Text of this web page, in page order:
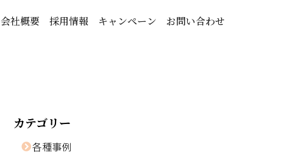
会社概要 採用情報 キャンペーン お問い合わせ
カテゴリー
各種事例